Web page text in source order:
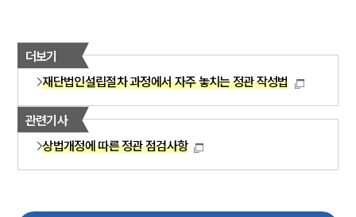
더보기
재단법인설립절차 과정에서 자주 놓치는 정관 작성법
관련기사
상법개정에 따른 정관 점검사항